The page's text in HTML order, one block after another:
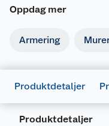
Oppdag mer
Armering
Produktdetaljer
Produktdetaljer